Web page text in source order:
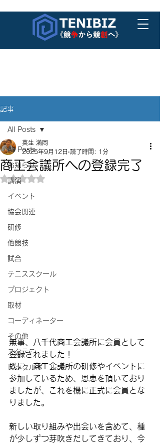
記事
All Posts
お知らせ
講演
イベント
協会関連
研修
他競技
試合
テニススクール
プロジェクト
取材
コーディネーター
その他
スタテニ
ピックルボール
All Posts
商工会議所への登録完了
英生 満岡
2025年9月12日 読了時間: 1分
5つ星のうちNaNと評価されています。
無事、八千代商工会議所に会員として
登録されました！
既に、商工会議所の研修やイベントに
参加しているため、恩恵を頂いており
ましたが、これを機に正式に会員とな
りました。
新しい取り組みや出会いを含めて、種
が少しずつ芽吹きだしてきており、今